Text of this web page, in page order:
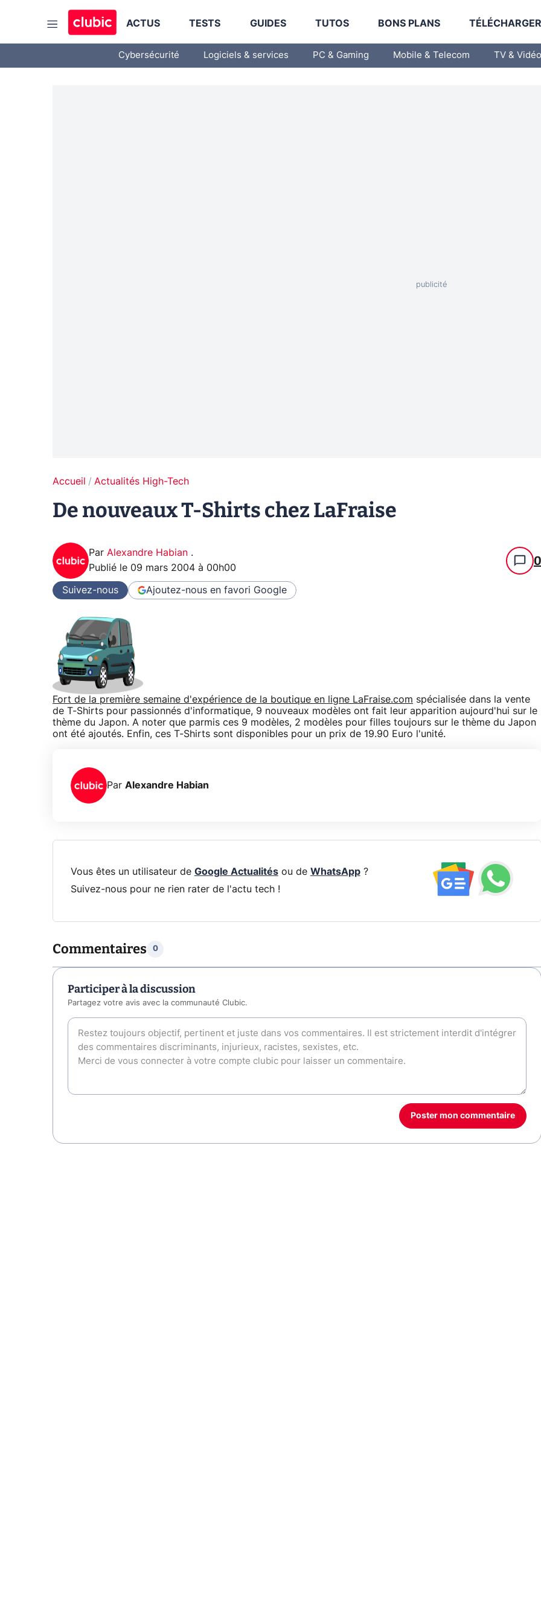
ACTUS TESTS GUIDES TUTOS BONS PLANS
Cybersécurité Logiciels & services PC & Gaming Mobile & Telecom TV & Vidéo
Accueil Actualités High-Tech
De nouveaux T-Shirts chez LaFraise
Par Alexandre Habian .
Publié le 09 mars 2004 à 00h00 0
Suivez-nous Ajoutez-nous en favori Google
Fort de la première semaine d'expérience de la boutique en ligne LaFraise.com spécialisée dans la vente
de T-Shirts pour passionnés d'informatique, 9 nouveaux modèles ont fait leur apparition aujourd'hui sur le
thème du Japon. A noter que parmis ces 9 modèles, 2 modèles pour filles toujours sur le thème du Japon
ont été ajoutés. Enfin, ces T-Shirts sont disponibles pour un prix de 19.90 Euro l'unité.
Par Alexandre Habian
Vous êtes un utilisateur de Google Actualitésou de WhatsApp?
Suivez-nous pour ne rien rater de l'actu tech !
Commentaires 0
Participer à la discussion
Partagez votre avis avec la communauté Clubic.
Poster mon commentaire